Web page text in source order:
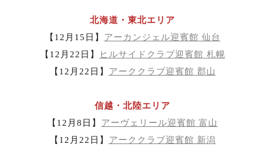
北海道・東北エリア
【12月15日】 アーカンジェル迎賓館 仙台
【12月22日】
ヒルサイドクラブ迎賓館 札幌
【12月22日】 アーククラブ迎賓館 郡山
信越・北陸エリア
【12月8日】 アーヴェリール迎賓館 富山
【12月22日】 アーククラブ迎賓館 新潟